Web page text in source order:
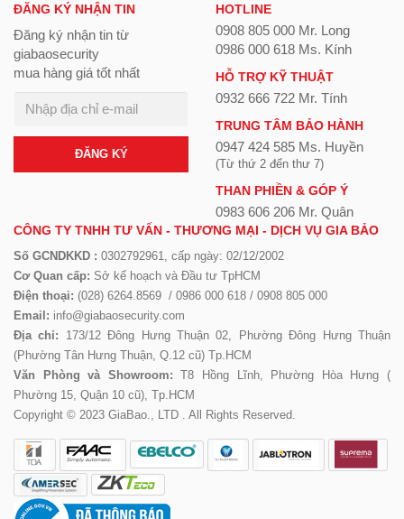
ĐĂNG KÝ NHẬN TIN
Đăng ký nhận tin từ
giabaosecurity
mua hàng giá tốt nhất
ĐĂNG KÝ
HOTLINE
0908 805 000 Mr. Long
0986 000 618 Ms. Kính
HỖ TRỢ KỸ THUẬT
0932 666 722 Mr. Tính
TRUNG TÂM BẢO HÀNH
0947 424 585 Ms. Huyền
(Từ thứ 2 đến thư 7)
THAN PHIỀN & GÓP Ý
0983 606 206 Mr. Quân
CÔNG TY TNHH TƯ VẤN - THƯƠNG MẠI - DỊCH VỤ GIA BẢO
Số GCNDKKD : 0302792961, cấp ngày: 02/12/2002
Cơ Quan cấp: Sở kế hoạch và Đầu tư TpHCM
Điện thoại: (028) 6264.8569 / 0986 000 618 / 0908 805 000
Email: info@giabaosecurity.com
Địa chỉ: 173/12 Đông Hưng Thuận 02, Phường Đông Hưng Thuận
(Phường Tân Hưng Thuận, Q.12 cũ) Tp.HCM
Văn Phòng và Showroom: T8 Hồng Lĩnh, Phường Hòa Hưng (
Phường 15, Quận 10 cũ), Tp.HCM
Copyright © 2023 GiaBao., LTD . All Rights Reserved.